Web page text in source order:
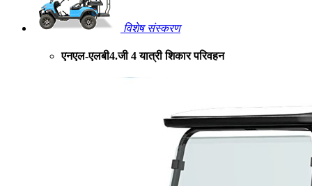
विशेष संस्करण
एनएल-एलबी4.जी 4 यात्री शिकार परिवहन